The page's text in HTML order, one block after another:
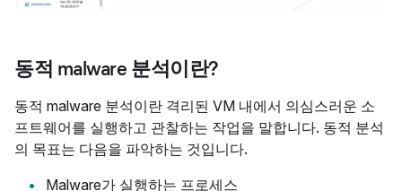
동적 malware 분석이란?
동적 malware 분석이란 격리된 VM 내에서 의심스러운 소
프트웨어를 실행하고 관찰하는 작업을 말합니다. 동적 분석
의 목표는 다음을 파악하는 것입니다.
Malware가 실행하는 프로세스